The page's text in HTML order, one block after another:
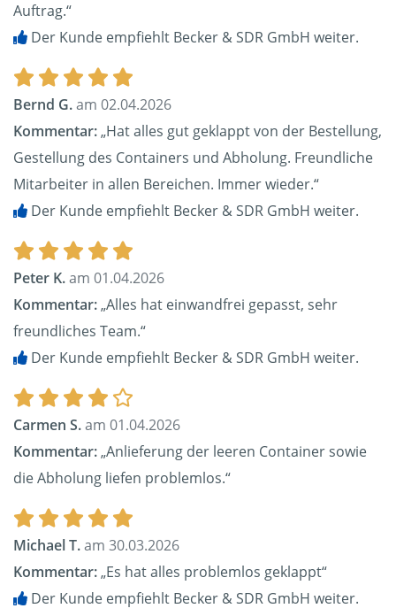
Auftrag.“
Der Kunde empfiehlt Becker & SDR GmbH weiter.
Bernd G.am 02.04.2026
Kommentar:„Hat alles gut geklappt von der Bestellung,
Gestellung des Containers und Abholung. Freundliche
Mitarbeiter in allen Bereichen. Immer wieder.“
Der Kunde empfiehlt Becker & SDR GmbH weiter.
Peter K.am 01.04.2026
Kommentar:„Alles hat einwandfrei gepasst, sehr
freundliches Team.“
Der Kunde empfiehlt Becker & SDR GmbH weiter.
Carmen S.am 01.04.2026
Kommentar:„Anlieferung der leeren Container sowie
die Abholung liefen problemlos.“
Michael T.am 30.03.2026
Kommentar:„Es hat alles problemlos geklappt“
Der Kunde empfiehlt Becker & SDR GmbH weiter.